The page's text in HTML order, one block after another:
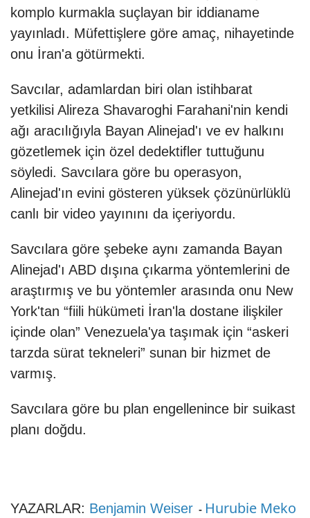
komplo kurmakla suçlayan bir iddianame
yayınladı. Müfettişlere göre amaç, nihayetinde
onu İran'a götürmekti.
Savcılar, adamlardan biri olan istihbarat
yetkilisi Alireza Shavaroghi Farahani'nin kendi
ağı aracılığıyla Bayan Alinejad'ı ve ev halkını
gözetlemek için özel dedektifler tuttuğunu
söyledi. Savcılara göre bu operasyon,
Alinejad'ın evini gösteren yüksek çözünürlüklü
canlı bir video yayınını da içeriyordu.
Savcılara göre şebeke aynı zamanda Bayan
Alinejad'ı ABD dışına çıkarma yöntemlerini de
araştırmış ve bu yöntemler arasında onu New
York'tan “fiili hükümeti İran'la dostane ilişkiler
içinde olan” Venezuela'ya taşımak için “askeri
tarzda sürat tekneleri” sunan bir hizmet de
varmış.
Savcılara göre bu plan engellenince bir suikast
planı doğdu.
YAZARLAR: Benjamin Weiser - Hurubie Meko